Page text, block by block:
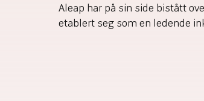
Aleap har på sin side bistått
etablert seg som en ledende